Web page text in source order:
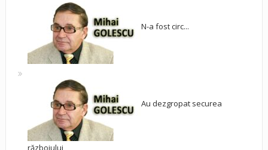
N-a fost circ...
Au dezgropat securea
războiului